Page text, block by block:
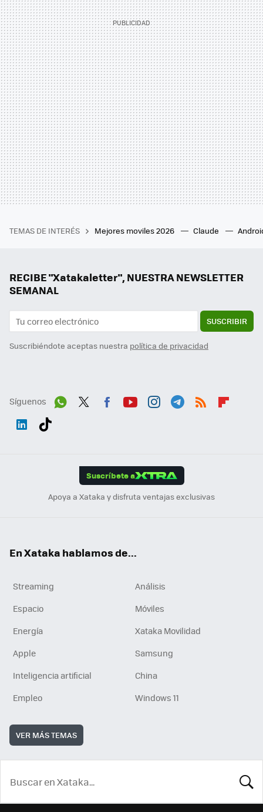
TEMAS DE INTERÉS Mejores moviles 2026 Claude
RECIBE "Xatakaletter", NUESTRA NEWSLETTER
SEMANAL
SUSCRIBIR
Suscribiéndote aceptas nuestra política de privacidad
Síguenos
Suscríbete a
Apoya a Xataka y disfruta ventajas exclusivas
En Xataka hablamos de...
Streaming
Análisis
Espacio
Móviles
Energía
Xataka Movilidad
Apple
Samsung
Inteligencia artificial
China
Empleo
Windows 11
VER MÁS TEMAS